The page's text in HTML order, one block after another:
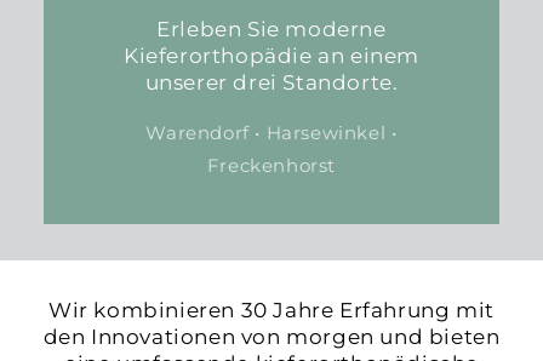
Erleben Sie moderne
Kieferorthopädie an einem
unserer drei Standorte.
Warendorf • Harsewinkel •
Freckenhorst
Wir kombinieren 30 Jahre Erfahrung mit
den Innovationen von morgen und bieten